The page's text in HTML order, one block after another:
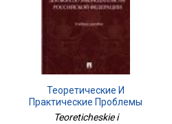
Теоретические И
Практические Проблемы
Заключения
Teoreticheskie i